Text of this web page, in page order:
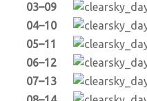
03–09
04–10
05–11
06–12
07–13